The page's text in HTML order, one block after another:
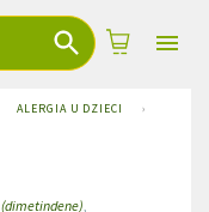
ALERGIA U DZIECI ›
,